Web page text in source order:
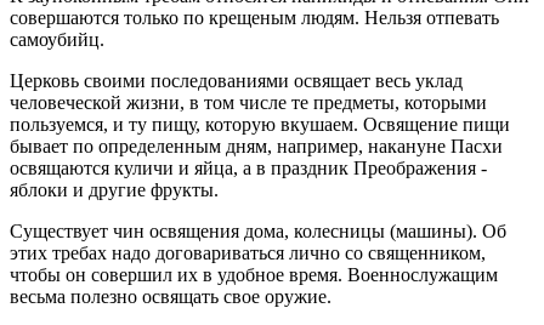
совершаются только по крещеным людям. Нельзя отпевать
самоубийц.
Церковь своими последованиями освящает весь уклад
человеческой жизни, в том числе те предметы, которыми
пользуемся, и ту пищу, которую вкушаем. Освящение пищи
бывает по определенным дням, например, накануне Пасхи
освящаются куличи и яйца, а в праздник Преображения -
яблоки и другие фрукты.
Существует чин освящения дома, колесницы (машины). Об
этих требах надо договариваться лично со священником,
чтобы он совершил их в удобное время. Военнослужащим
весьма полезно освящать свое оружие.